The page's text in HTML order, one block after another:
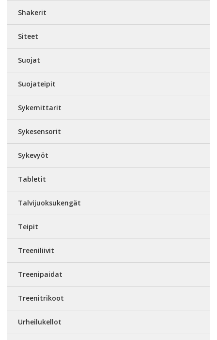
Shakerit
Siteet
Suojat
Suojateipit
Sykemittarit
Sykesensorit
Sykevyöt
Tabletit
Talvijuoksukengät
Teipit
Treeniliivit
Treenipaidat
Treenitrikoot
Urheilukellot